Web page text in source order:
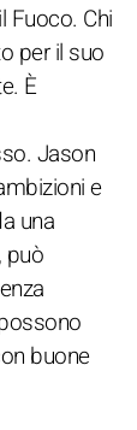
Fuoco. Chi
per il suo
È
Jason
e
una
può
buone